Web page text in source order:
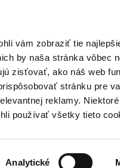
vám zobraziť tie
by naša stránka vôbec
zisťovať, ako náš web
stránku pre
reklamy.
používať všetky tieto
Analytické